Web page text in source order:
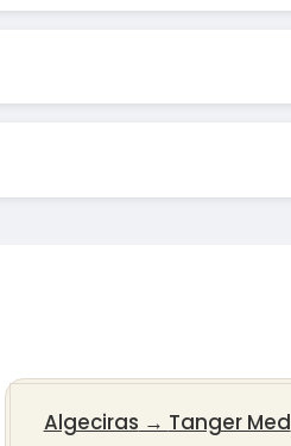
Algeciras → Tanger Med